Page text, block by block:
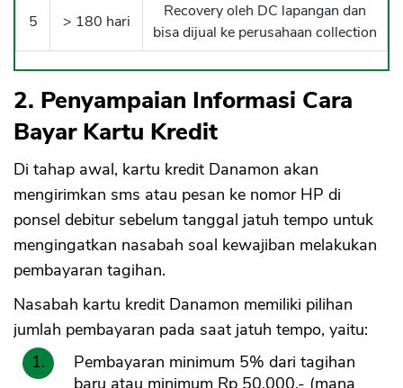
5 > 180 hari
Recovery oleh DC lapangan dan
bisa dijual ke perusahaan collection
2. Penyampaian Informasi Cara
Bayar Kartu Kredit
Di tahap awal, kartu kredit Danamon akan
mengirimkan sms atau pesan ke nomor HP di
ponsel debitur sebelum tanggal jatuh tempo untuk
mengingatkan nasabah soal kewajiban melakukan
pembayaran tagihan.
Nasabah kartu kredit Danamon memiliki pilihan
jumlah pembayaran pada saat jatuh tempo, yaitu:
Pembayaran minimum 5% dari tagihan